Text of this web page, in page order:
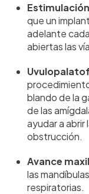
que un
adelante
abiertas las
blando de la
de las
ayudar a abrir
obstrucción.
Avance
las
respiratorias.